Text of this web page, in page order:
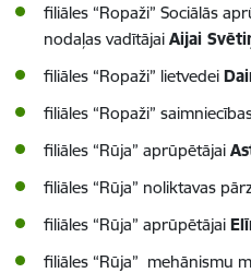
filiāles “Ropaži” Sociālās
nodaļas vadītājai Aijai
filiāles “Ropaži” lietvedei
filiāles “Ropaži”
filiāles “Rūja” aprūpētājai
filiāles “Rūja” noliktavas
filiāles “Rūja” aprūpētājai
filiāles “Rūja” mehānismu